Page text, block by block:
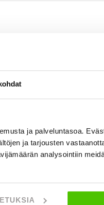
ja palveluntasoa.
ja tarjousten
analysointiin